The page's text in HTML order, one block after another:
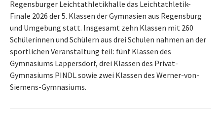
Regensburger Leichtathletikhalle das Leichtathletik-
Finale 2026 der 5. Klassen der Gymnasien aus Regensburg
und Umgebung statt. Insgesamt zehn Klassen mit 260
Schülerinnen und Schülern aus drei Schulen nahmen an der
sportlichen Veranstaltung teil: fünf Klassen des
Gymnasiums Lappersdorf, drei Klassen des Privat-
Gymnasiums PINDL sowie zwei Klassen des Werner-von-
Siemens-Gymnasiums.